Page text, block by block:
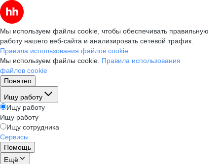
Мы используем файлы cookie, чтобы обеспечивать правильную
работу нашего веб-сайта и анализировать сетевой трафик.
Правила использования файлов cookie
Мы используем файлы cookie. Правила использования
файлов cookie
Понятно
Ищу работу
Ищу работу
Ищу работу
Ищу сотрудника
Сервисы
Помощь
Ещё